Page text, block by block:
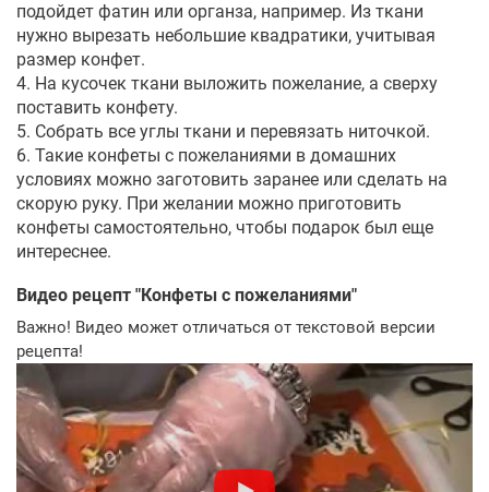
подойдет фатин или органза, например. Из ткани
нужно вырезать небольшие квадратики, учитывая
размер конфет.
4. На кусочек ткани выложить пожелание, а сверху
поставить конфету.
5. Собрать все углы ткани и перевязать ниточкой.
6. Такие конфеты с пожеланиями в домашних
условиях можно заготовить заранее или сделать на
скорую руку. При желании можно приготовить
конфеты самостоятельно, чтобы подарок был еще
интереснее.
Видео рецепт "Конфеты с пожеланиями"
Важно! Видео может отличаться от текстовой версии
рецепта!